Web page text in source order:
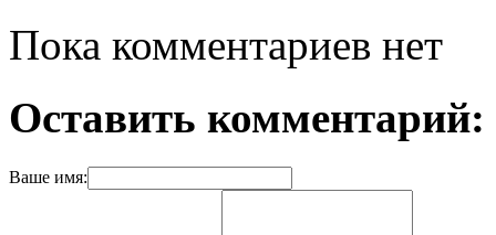
Пока комментариев нет
Оставить комментарий:
Ваше имя: